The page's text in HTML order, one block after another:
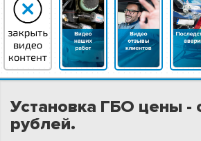
Установка ГБО цены -
рублей.